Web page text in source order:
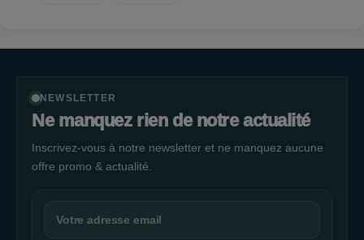
Intermarché, votre hypermarché de confiance.
NEWSLETTER
Ne manquez rien de notre actualité
Inscrivez-vous à notre newsletter et ne manquez aucune
offre promo & actualité.